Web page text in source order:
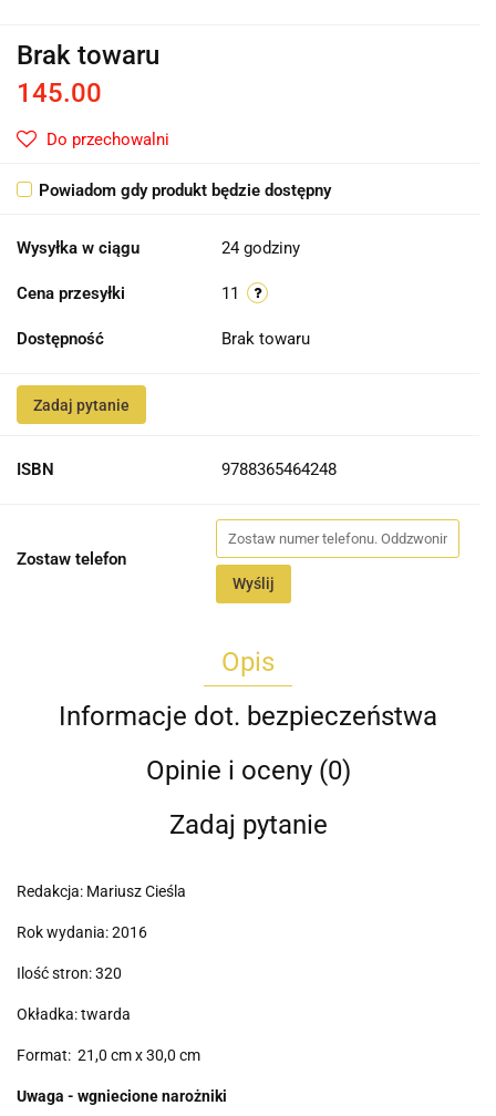
Brak towaru
145.00
Do przechowalni
Powiadom gdy produkt będzie dostępny
Wysyłka w ciągu 24 godziny
Cena przesyłki 11
Dostępność Brak towaru
Zadaj pytanie
ISBN 9788365464248
Zostaw telefon
Wyślij
Opis
Informacje dot. bezpieczeństwa
Opinie i oceny (0)
Zadaj pytanie
Redakcja: Mariusz Cieśla
Rok wydania: 2016
Ilość stron: 320
Okładka: twarda
Format: 21,0 cm x 30,0 cm
Uwaga - wgniecione narożniki